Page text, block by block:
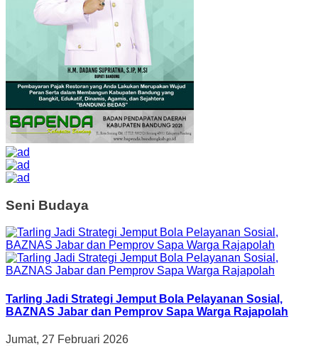
Seni Budaya
Tarling Jadi Strategi Jemput Bola Pelayanan Sosial,
BAZNAS Jabar dan Pemprov Sapa Warga Rajapolah
Jumat, 27 Februari 2026